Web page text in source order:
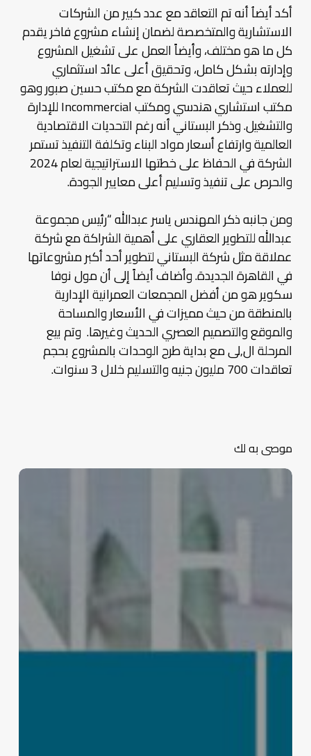
أكد أيضاُ أنه تم التعاقد مع عدد كبير من الشركات
الاستشارية والمتخصصة لضمان إنشاء مشروع فاخر يقدم
كل ما هو مختلف، وأيضاً العمل على تشغيل المشروع
وإدارته بشكل كامل، وتحقيق أعلى عائد استثماري
للعملاء حيث تعاقدت الشركة مع مكتب حسين صبور وهو
مكتب استشاري هندسي ومكتب Incommercial للإدارة
والتشغيل. وذكر البستاني أنه رغم التحديات الاقتصادية
العالمية وارتفاع أسعار مواد البناء وتكلفة التنفيذ تستمر
الشركة في الحفاظ على خطتها الاستراتيجية لعام 2024
والحرص على تنفيذ وتسليم أعلى معايير الجودة.
ومن جانبه ذكر المهندس ياسر عبدالله “رئيس مجموعة
عبدالله للتطوير العقاري على أهمية الشراكة مع شركة
عملاقة مثل شركة البستاني لتطوير أحد أكبر مشروعاتها
في القاهرة الجديدة. وأضاف أيضاً إلى أن مول نوفا
سكوير هو من أفضل المجمعات العمرانية الإدارية
بالمنطقة من حيث مميزات في الأسعار والمساحة
والموقع والتصميم العصري الحديث وغيرها. وتم بيع
المرحلة ال,لى مع بداية طرح الوحدات بالمشروع بحجم
تعاقدات 700 مليون جنيه والتسليم خلال 3 سنوات.
موصى به لك